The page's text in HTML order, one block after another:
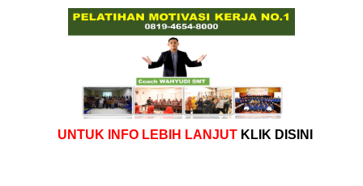
UNTUK INFO LEBIH LANJUT KLIK DISINI